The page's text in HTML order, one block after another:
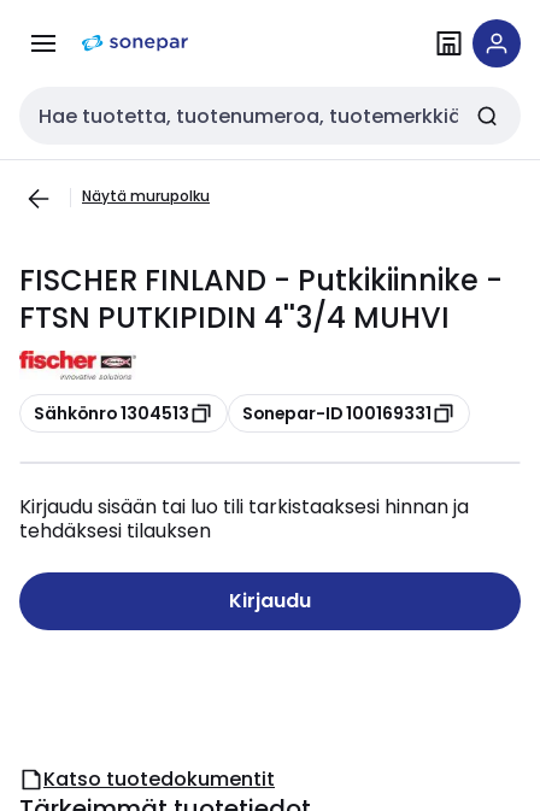
navigointiinsisältöön
Haku
Näytä murupolku
FISCHER FINLAND - Putkikiinnike -
FTSN PUTKIPIDIN 4''3/4 MUHVI
Kopioi
Sähkönro 1304513 Kopioi
Sonepar-ID 100169331
Kirjaudu sisään tai luo tili tarkistaaksesi hinnan ja
tehdäksesi tilauksen
Kirjaudu
Katso tuotedokumentit